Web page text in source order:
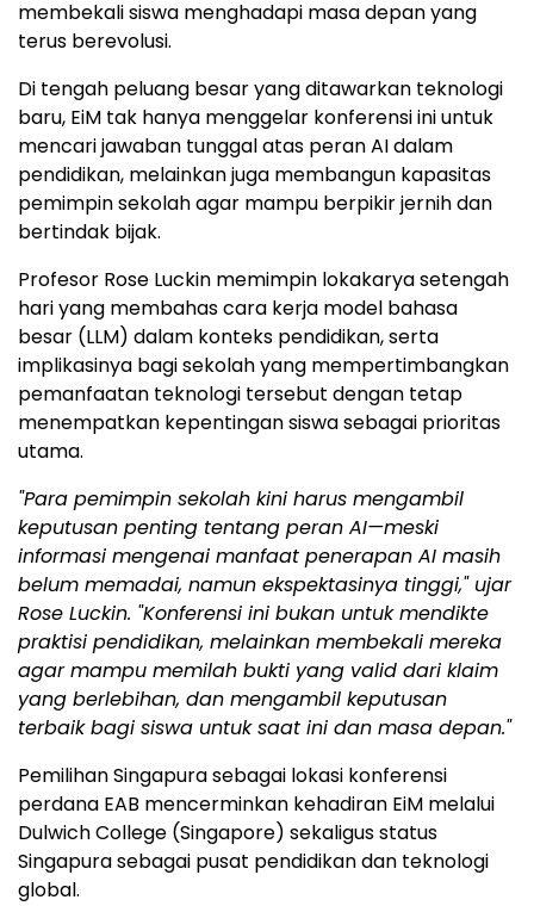
membekali siswa menghadapi masa depan yang
terus berevolusi.
Di tengah peluang besar yang ditawarkan teknologi
baru, EiM tak hanya menggelar konferensi ini untuk
mencari jawaban tunggal atas peran AI dalam
pendidikan, melainkan juga membangun kapasitas
pemimpin sekolah agar mampu berpikir jernih dan
bertindak bijak.
Profesor Rose Luckin memimpin lokakarya setengah
hari yang membahas cara kerja model bahasa
besar (LLM) dalam konteks pendidikan, serta
implikasinya bagi sekolah yang mempertimbangkan
pemanfaatan teknologi tersebut dengan tetap
menempatkan kepentingan siswa sebagai prioritas
utama.
"Para pemimpin sekolah kini harus mengambil
keputusan penting tentang peran AI—meski
informasi mengenai manfaat penerapan AI masih
belum memadai, namun ekspektasinya tinggi," ujar
Rose Luckin. "Konferensi ini bukan untuk mendikte
praktisi pendidikan, melainkan membekali mereka
agar mampu memilah bukti yang valid dari klaim
yang berlebihan, dan mengambil keputusan
terbaik bagi siswa untuk saat ini dan masa depan."
Pemilihan Singapura sebagai lokasi konferensi
perdana EAB mencerminkan kehadiran EiM melalui
Dulwich College (Singapore) sekaligus status
Singapura sebagai pusat pendidikan dan teknologi
global.